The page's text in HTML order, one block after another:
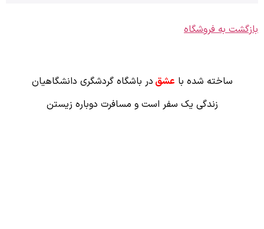
بازگشت به فروشگاه
ساخته شده با عشق در باشگاه گردشگری دانشگاهیان
زندگی یک سفر است و مسافرت دوباره زیستن